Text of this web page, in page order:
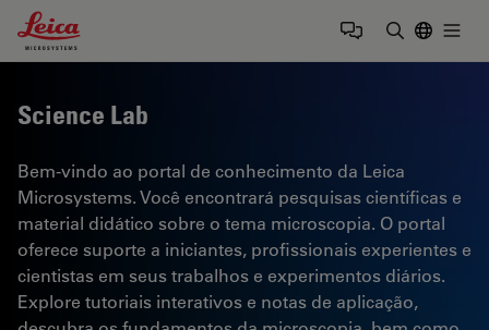
Leica Microsystems Logo
Science Lab
Bem-vindo ao portal de conhecimento da Leica
Microsystems. Você encontrará pesquisas científicas e
material didático sobre o tema microscopia. O portal
oferece suporte a iniciantes, profissionais experientes e
cientistas em seus trabalhos e experimentos diários.
Explore tutoriais interativos e notas de aplicação,